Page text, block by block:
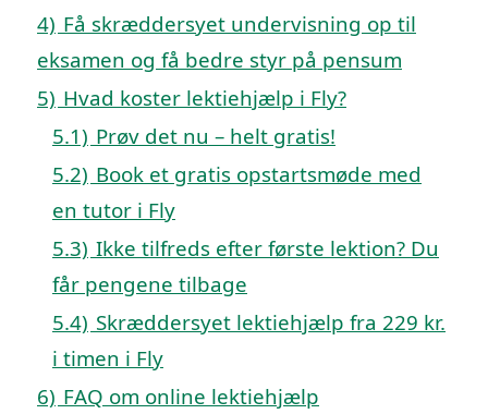
4) Få skræddersyet undervisning op til
eksamen og få bedre styr på pensum
5) Hvad koster lektiehjælp i Fly?
5.1) Prøv det nu – helt gratis!
5.2) Book et gratis opstartsmøde med
en tutor i Fly
5.3) Ikke tilfreds efter første lektion? Du
får pengene tilbage
5.4) Skræddersyet lektiehjælp fra 229 kr.
i timen i Fly
6) FAQ om online lektiehjælp